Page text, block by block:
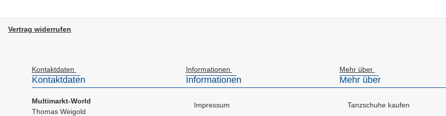
Vertrag widerrufen
Kontaktdaten
Kontaktdaten
Multimarkt-World
Thomas Weigold
Informationen
Informationen
Impressum
Mehr über
Mehr über
Tanzschuhe kaufen